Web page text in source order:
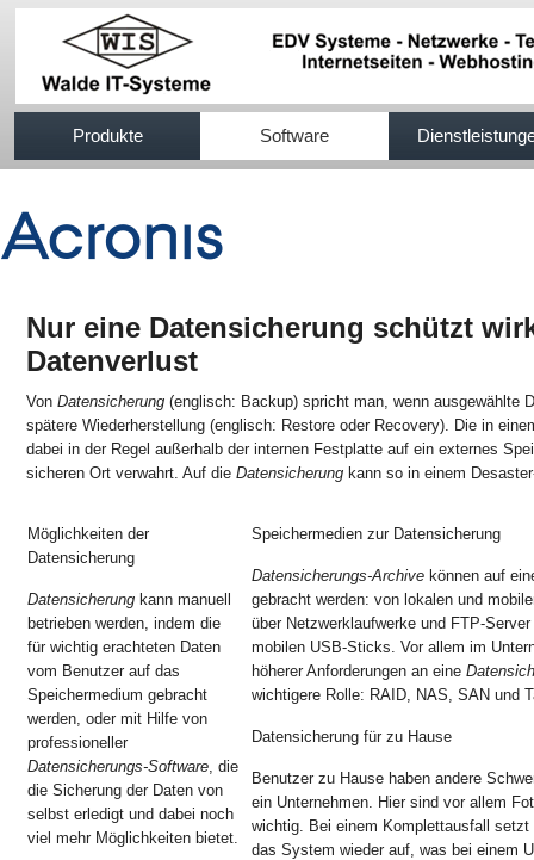
Produkte Software
Nur eine Datensicherung schützt
Datenverlust
Von Datensicherung (englisch: Backup) spricht man, wenn ausgewählte
spätere Wiederherstellung (englisch: Restore oder Recovery). Die in
dabei in der Regel außerhalb der internen Festplatte auf ein externes
sicheren Ort verwahrt. Auf die Datensicherung kann so in einem
Möglichkeiten der
Datensicherung
Datensicherung kann manuell
betrieben werden, indem die
für wichtig erachteten Daten
vom Benutzer auf das
Speichermedium gebracht
werden, oder mit Hilfe von
professioneller
Datensicherungs-Software, die
die Sicherung der Daten von
selbst erledigt und dabei noch
viel mehr Möglichkeiten bietet.
Speichermedien zur Datensicherung
Datensicherungs-Archive können auf
gebracht werden: von lokalen und
über Netzwerklaufwerke und FTP-
mobilen USB-Sticks. Vor allem im
höherer Anforderungen an eine
wichtigere Rolle: RAID, NAS, SAN und
Datensicherung für zu Hause
Benutzer zu Hause haben andere
ein Unternehmen. Hier sind vor allem
wichtig. Bei einem Komplettausfall
das System wieder auf, was bei einem